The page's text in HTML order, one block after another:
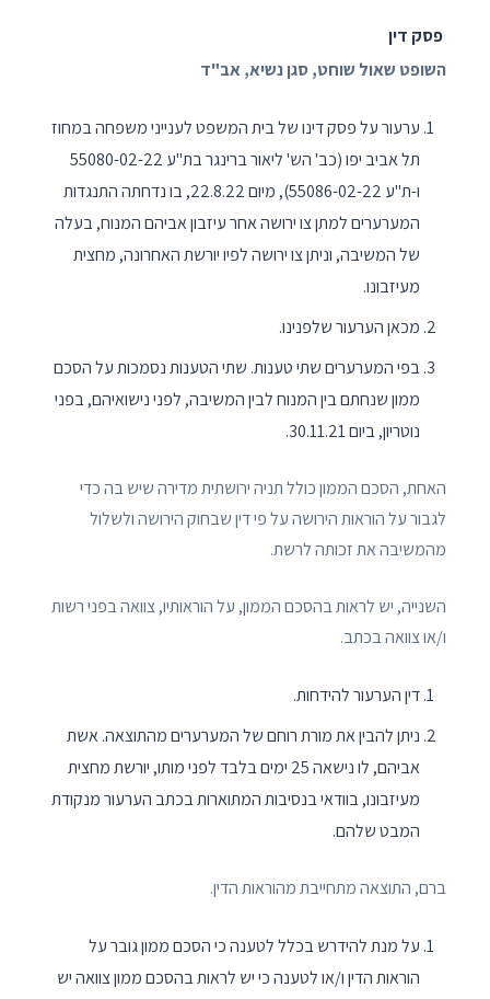
פסק דין
השופט שאול שוחט, סגן נשיא, אב"ד
ערעור על פסק דינו של בית המשפט לענייני משפחה במחוז
תל אביב יפו (כב' הש' ליאור ברינגר בת"ע 55080-02-22
ו-ת"ע 55086-02-22), מיום 22.8.22, בו נדחתה התנגדות
המערערים למתן צו ירושה אחר עיזבון אביהם המנוח, בעלה
של המשיבה, וניתן צו ירושה לפיו יורשת האחרונה, מחצית
מעיזבונו.
מכאן הערעור שלפנינו.
בפי המערערים שתי טענות. שתי הטענות נסמכות על הסכם
ממון שנחתם בין המנוח לבין המשיבה, לפני נישואיהם, בפני
נוטריון, ביום 30.11.21.
האחת, הסכם הממון כולל תניה ירושתית מדירה שיש בה כדי
לגבור על הוראות הירושה על פי דין שבחוק הירושה ולשלול
מהמשיבה את זכותה לרשת.
השנייה, יש לראות בהסכם הממון, על הוראותיו, צוואה בפני רשות
ו/או צוואה בכתב.
דין הערעור להידחות.
ניתן להבין את מורת רוחם של המערערים מהתוצאה. אשת
אביהם, לו נישאה 25 ימים בלבד לפני מותו, יורשת מחצית
מעיזבונו, בוודאי בנסיבות המתוארות בכתב הערעור מנקודת
המבט שלהם.
ברם, התוצאה מתחייבת מהוראות הדין.
על מנת להידרש בכלל לטענה כי הסכם ממון גובר על
הוראות הדין ו/או לטענה כי יש לראות בהסכם ממון צוואה יש